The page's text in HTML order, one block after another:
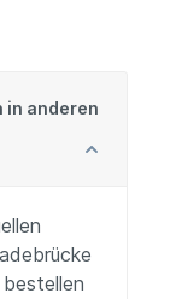
in anderen